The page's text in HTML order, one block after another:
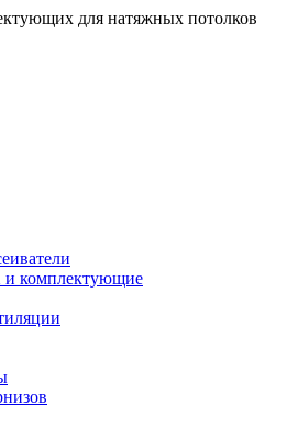
для натяжных потолков
комплектующие